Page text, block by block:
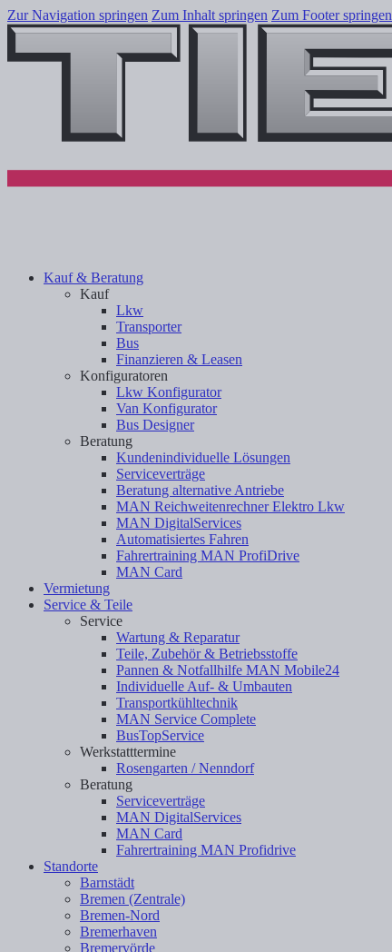
Zur Navigation springen Zum Inhalt springen Zum Footer springen
Kauf & Beratung
Kauf
Lkw
Transporter
Bus
Finanzieren & Leasen
Konfiguratoren
Lkw Konfigurator
Van Konfigurator
Bus Designer
Beratung
Kundenindividuelle Lösungen
Serviceverträge
Beratung alternative Antriebe
MAN Reichweitenrechner Elektro Lkw
MAN DigitalServices
Automatisiertes Fahren
Fahrertraining MAN ProfiDrive
MAN Card
Vermietung
Service & Teile
Service
Wartung & Reparatur
Teile, Zubehör & Betriebsstoffe
Pannen & Notfallhilfe MAN Mobile24
Individuelle Auf- & Umbauten
Transportkühltechnik
MAN Service Complete
BusTopService
Werkstatttermine
Rosengarten / Nenndorf
Beratung
Serviceverträge
MAN DigitalServices
MAN Card
Fahrertraining MAN Profidrive
Standorte
Barnstädt
Bremen (Zentrale)
Bremen-Nord
Bremerhaven
Bremervörde